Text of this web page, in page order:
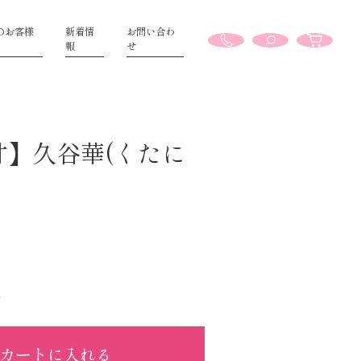
お客様
新着情
報
お問い合わ
せ
久谷華(くたに
カートに入れる